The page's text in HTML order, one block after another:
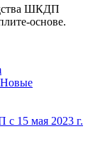
ШКДП
основе.
15 мая 2023 г.